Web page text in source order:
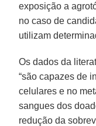
exposição a
no caso de
utilizam
Os dados da
“são capazes de
celulares e no
sangues dos
redução da